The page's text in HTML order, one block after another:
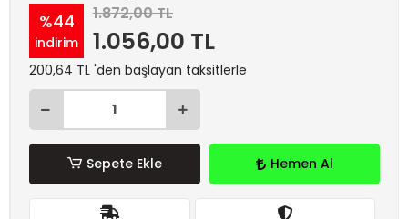
%44
indirim
1.872,00 TL
1.056,00 TL
200,64 TL 'den başlayan taksitlerle
Sepete Ekle Hemen Al